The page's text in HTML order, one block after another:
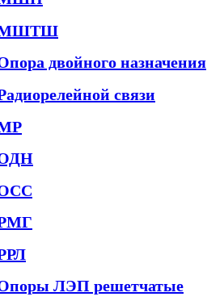
двойного назначения
связи
ЛЭП решетчатые